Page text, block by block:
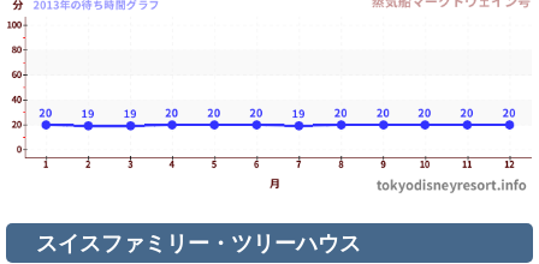
スイスファミリー・ツリーハウス